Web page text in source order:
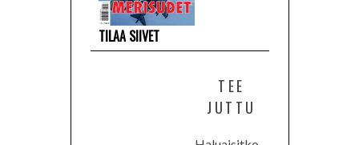
TILAA SIIVET
TEE
JUTTU